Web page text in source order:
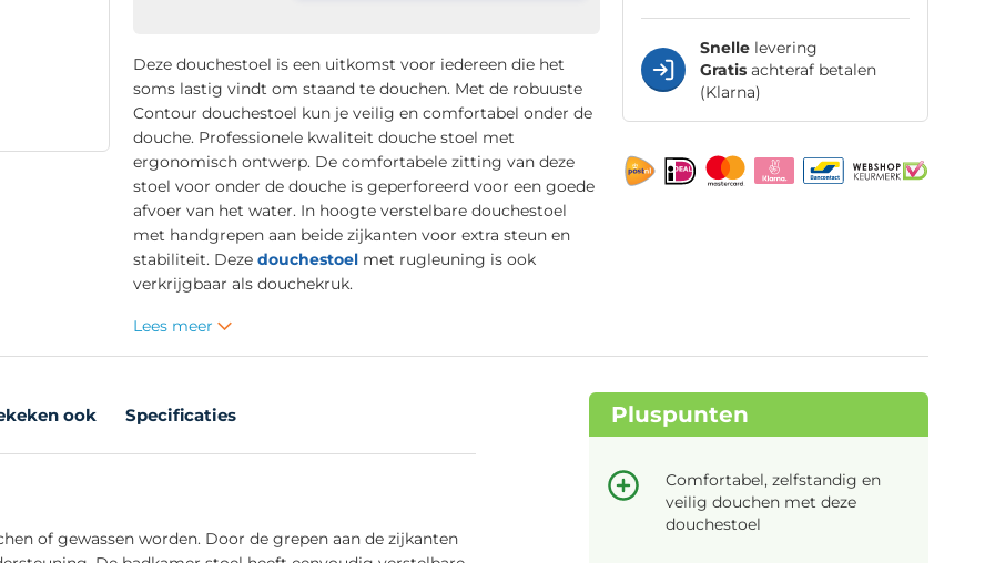
Deze douchestoel is een uitkomst voor iedereen die het
soms lastig vindt om staand te douchen. Met de robuuste
Contour douchestoel kun je veilig en comfortabel onder de
douche. Professionele kwaliteit douche stoel met
ergonomisch ontwerp. De comfortabele zitting van deze
stoel voor onder de douche is geperforeerd voor een goede
afvoer van het water. In hoogte verstelbare douchestoel
met handgrepen aan beide zijkanten voor extra steun en
stabiliteit. Deze douchestoelmet rugleuning is ook
verkrijgbaar als douchekruk.
Lees meer
Snellelevering
Gratisachteraf betalen
(Klarna)
ook Specificaties
of gewassen worden. Door de grepen aan de zijkanten
Pluspunten
Comfortabel, zelfstandig en
veilig douchen met deze
douchestoel